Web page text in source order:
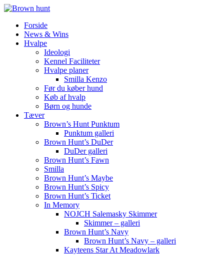
Forside
News & Wins
Hvalpe
Ideologi
Kennel Faciliteter
Hvalpe planer
Smilla Kenzo
Før du køber hund
Køb af hvalp
Børn og hunde
Tæver
Brown’s Hunt Punktum
Punktum galleri
Brown Hunt’s DuDer
DuDer galleri
Brown Hunt’s Fawn
Smilla
Brown Hunt’s Maybe
Brown Hunt’s Spicy
Brown Hunt’s Ticket
In Memory
NOJCH Salemasky Skimmer
Skimmer – galleri
Brown Hunt’s Navy
Brown Hunt’s Navy – galleri
Kayteens Star At Meadowlark